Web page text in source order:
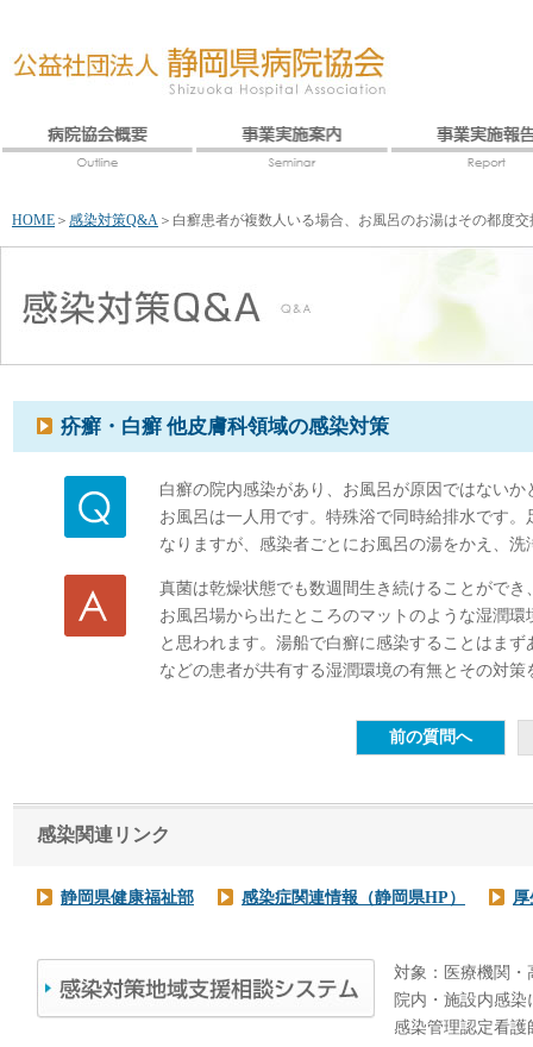
HOME ＞ 感染対策Q&A ＞ 白癬患者が複数人いる場合、お風呂のお湯はその都度
疥癬・白癬 他皮膚科領域の感染対策
白癬の院内感染があり、お風呂が原因ではない
お風呂は一人用です。特殊浴で同時給排水です
なりますが、感染者ごとにお風呂の湯をかえ、
真菌は乾燥状態でも数週間生き続けることがで
お風呂場から出たところのマットのような湿潤
と思われます。湯船で白癬に感染することはま
などの患者が共有する湿潤環境の有無とその対
感染関連リンク
静岡県健康福祉部 感染症関連情報（静岡県HP）
対象：医療機関・
院内・施設内感
感染管理認定看